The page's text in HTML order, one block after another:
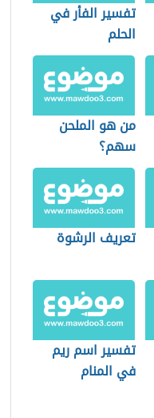
تفسير الفأر في
الحلم
من هو الملحن
سهم؟
تعريف الرشوة
تفسير اسم ريم
في المنام